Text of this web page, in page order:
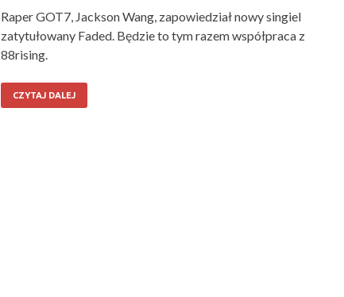
Raper GOT7, Jackson Wang, zapowiedział nowy singiel
zatytułowany Faded. Będzie to tym razem współpraca z
88rising.
CZYTAJ DALEJ